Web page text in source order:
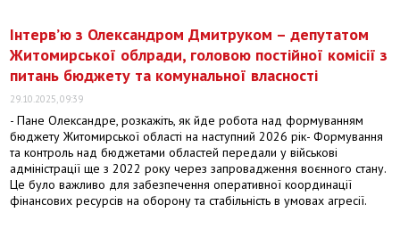
Інтерв’ю з Олександром Дмитруком – депутатом
Житомирської облради, головою постійної комісії з
питань бюджету та комунальної власності
29.10.2025, 09:39
- Пане Олександре, розкажіть, як йде робота над формуванням
бюджету Житомирської області на наступний 2026 рік- Формування
та контроль над бюджетами областей передали у військові
адміністрації ще з 2022 року через запровадження воєнного стану.
Це було важливо для забезпечення оперативної координації
фінансових ресурсів на оборону та стабільність в умовах агресії.